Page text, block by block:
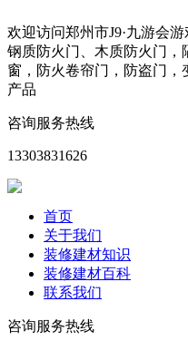
欢迎访问郑州市J9·九游会
钢质防火门、木质防火门，
窗，防火卷帘门，防盗门
产品
咨询服务热线
13303831626
首页
关于我们
装修建材知识
装修建材百科
联系我们
咨询服务热线